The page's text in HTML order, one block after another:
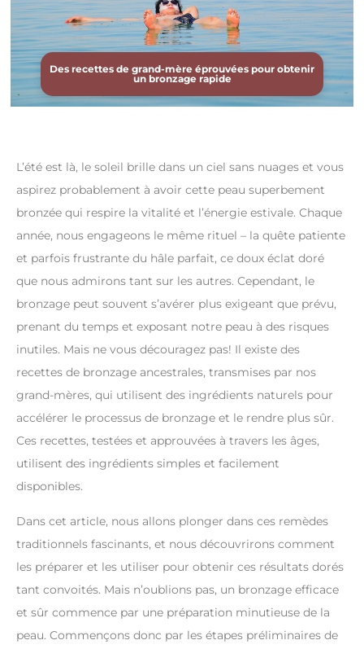
Des recettes de grand-mère éprouvées pour obtenir
un bronzage rapide
L’été est là, le soleil brille dans un ciel sans nuages et vous
aspirez probablement à avoir cette peau superbement
bronzée qui respire la vitalité et l’énergie estivale. Chaque
année, nous engageons le même rituel – la quête patiente
et parfois frustrante du hâle parfait, ce doux éclat doré
que nous admirons tant sur les autres. Cependant, le
bronzage peut souvent s’avérer plus exigeant que prévu,
prenant du temps et exposant notre peau à des risques
inutiles. Mais ne vous découragez pas! Il existe des
recettes de bronzage ancestrales, transmises par nos
grand-mères, qui utilisent des ingrédients naturels pour
accélérer le processus de bronzage et le rendre plus sûr.
Ces recettes, testées et approuvées à travers les âges,
utilisent des ingrédients simples et facilement
disponibles.
Dans cet article, nous allons plonger dans ces remèdes
traditionnels fascinants, et nous découvrirons comment
les préparer et les utiliser pour obtenir ces résultats dorés
tant convoités. Mais n’oublions pas, un bronzage efficace
et sûr commence par une préparation minutieuse de la
peau. Commençons donc par les étapes préliminaires de